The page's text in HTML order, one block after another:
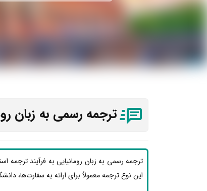
ترجمه رسمی به زبان
ترجمه رسمی به زبان رومانیایی به فرآیند
این نوع ترجمه معمولاً برای ارائه به سفارت‌ها،